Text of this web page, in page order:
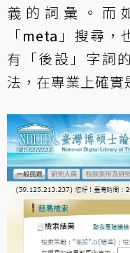
義的詞彙。而
「meta 」搜尋，
有「後設」字詞
法，在專業上確實